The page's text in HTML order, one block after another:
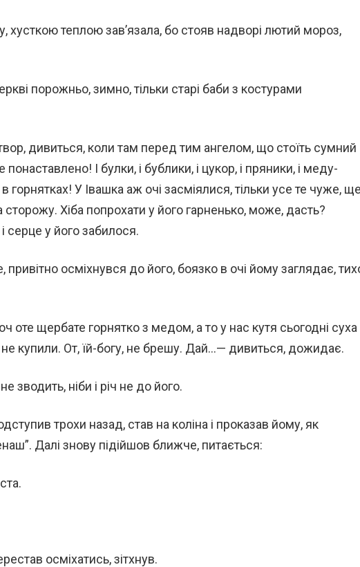
хусткою теплою зав’язала, бо стояв надворі лютий мороз,
порожньо, зимно, тільки старі баби з костурами
дивиться, коли там перед тим ангелом, що стоїть сумний
понаставлено! І булки, і бублики, і цукор, і пряники, і меду-
горнятках! У Івашка аж очі засміялися, тільки усе те чуже,
сторожу. Хіба попрохати у його гарненько, може, дасть?
серце у його забилося.
привітно осміхнувся до його, боязко в очі йому заглядає,
оте щербате горнятко з медом, а то у нас кутя сьогодні суха
купили. От, їй-богу, не брешу. Дай…— дивиться, дожидає.
зводить, ніби і річ не до його.
трохи назад, став на коліна і проказав йому, як
Далі знову підійшов ближче, питається:
осміхатись, зітхнув.